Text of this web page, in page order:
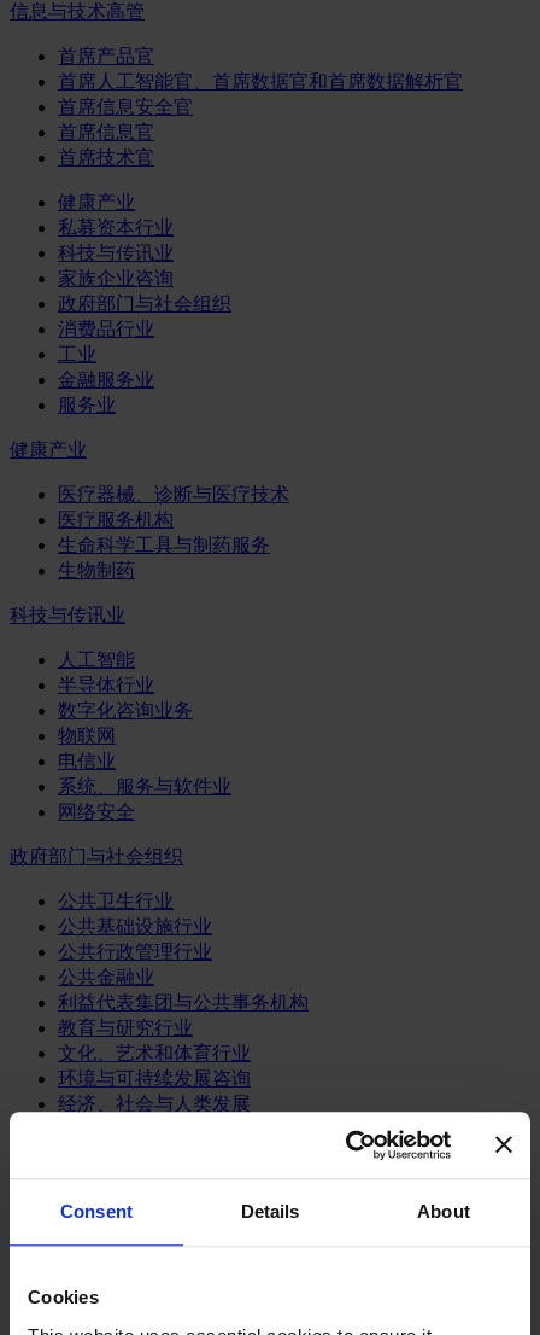
Consent Details About
Cookies
信息与技术高管
首席产品官
首席人工智能官、首席数据官和首席数据解析官
首席信息安全官
首席信息官
首席技术官
健康产业
私募资本行业
科技与传讯业
家族企业咨询
政府部门与社会组织
消费品行业
工业
金融服务业
服务业
健康产业
医疗器械、诊断与医疗技术
医疗服务机构
生命科学工具与制药服务
生物制药
科技与传讯业
人工智能
半导体行业
数字化咨询业务
物联网
电信业
系统、服务与软件业
网络安全
政府部门与社会组织
公共卫生行业
公共基础设施行业
公共行政管理行业
公共金融业
利益代表集团与公共事务机构
教育与研究行业
文化、艺术和体育行业
环境与可持续发展咨询
经济、社会与人类发展
媒体和娱乐业
消费品
餐饮、旅游与酒店业